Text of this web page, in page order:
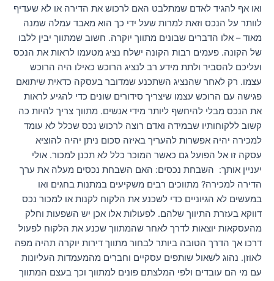
ואו אף להגיד לאדם שמתלבט האם לרכוש את הדירה או לא שעדיף
לוותר על הנכס וזאת למרות שעל ידי כך הוא מאבד עמלה שמנה
מאוד – אלו הדברים שבונים מתווך יוקרה. חשוב שמתווך יבין ללבו
של הקונה. פעמים רבות הקונה ישלח נציג מטעמו לראות את הנכס
ועליכם להסביר ולתת מידע רב לנציג הרוכש כאילו היה הרוכש
עצמו. רק לאחר שהנציג השתכנע שמדובר בעסקה כדאית שיתואם
פגישה עם הרוכש עצמו שיצריך סידורים שונים כדי להגיע לראות
את הנכס מבלי להיחשף ליותר מידי אנשים. מתווך צריך להיות כה
קשוב ללקוחותיו שבמידה ואדם רוצה לרכוש נכס שכלל לא עומד
למכירה יהיה אפשרות להעריך באיזה סכום ניתן יהיה להוציא
עסקה זו אל הפועל גם כאשר המוכר כלל לא תכנן למכור. אולי
יעניין אותך: השבחת נכסים: האם השבחת נכסים מעלה את ערך
הדירה למכירה? מתווכים רבים משקיעים במתנות בחגים ואו
במעשים לא הגיוניים כדי לשכנע את הלקוח לקנות או למכור נכס
דווקא בעזרת התיווך שלהם. לפעולות אלו אכן יש השפעות וחלק
מהעסקאות יוצאות לדרך לאחר שהמתווך שכנע את הלקוח לפעול
דרכו אך הדרך הטובה ביותר לבחור מתווך דירות יוקרה תהיה מפה
לאוזן. נהוג לשאול שותפים עסקיים וחברים מהמעמדות העליונות
עם מי הם עובדים ולפי המלצתם פונים למתווך וכך בעצם המתווך